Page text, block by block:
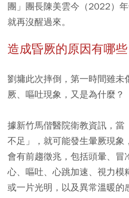
團」團長陳美雲今（2022）
就再沒醒過來。
造成昏厥的原因有哪些
劉墉此次摔倒，第一時間雖未
厥、嘔吐現象，又是為什麼？
據新竹馬偕醫院衛教資訊，當
不足」，就可能發生暈厥現象
會有前趨徵兆，包括頭暈、冒
心、嘔吐、心跳加速、視力模
或一片光明，以及異常溫暖的